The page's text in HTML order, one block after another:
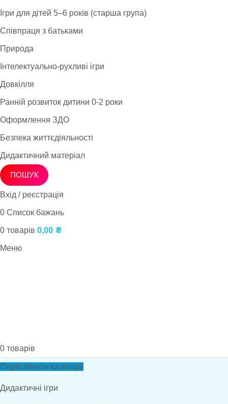
Ігри для дітей 5–6 років (старша група)
Співпраця з батьками
Природа
Інтелектуально-рухливі ігри
Довкілля
Ранній розвиток дитини 0-2 роки
Оформлення ЗДО
Безпека життєдіяльності
Дидактичний матеріал
ПОШУК
Вхід / реєстрація
0 Список бажань
0 товарів 0,00 ₴
Меню
0 товарів
Переглянути категорії
Дидактичні ігри